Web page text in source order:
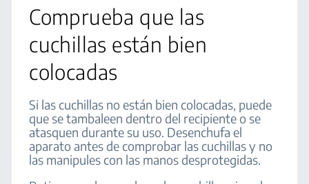
Comprueba que las
cuchillas están bien
colocadas
Si las cuchillas no están bien colocadas, puede
que se tambaleen dentro del recipiente o se
atasquen durante su uso. Desenchufa el
aparato antes de comprobar las cuchillas y no
las manipules con las manos desprotegidas.